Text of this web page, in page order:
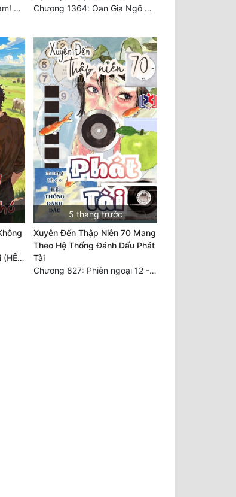
Chương 1027: Dương Phàm! Viễn Hàng!
Chương 1364: Oan Gia Ngõ Hẹp
Chương 631_2: Xong xuôi (HẾT)
5 tháng trước
Xuyên Đến Thập Niên 70 Mang
Theo Hệ Thống Đánh Dấu Phát
Tài
Chương 827: Phiên ngoại 12 - Toàn Hoàn Văn